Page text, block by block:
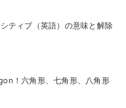
ティブ（英語）の意味と解除
！六角形、七角形、八角形